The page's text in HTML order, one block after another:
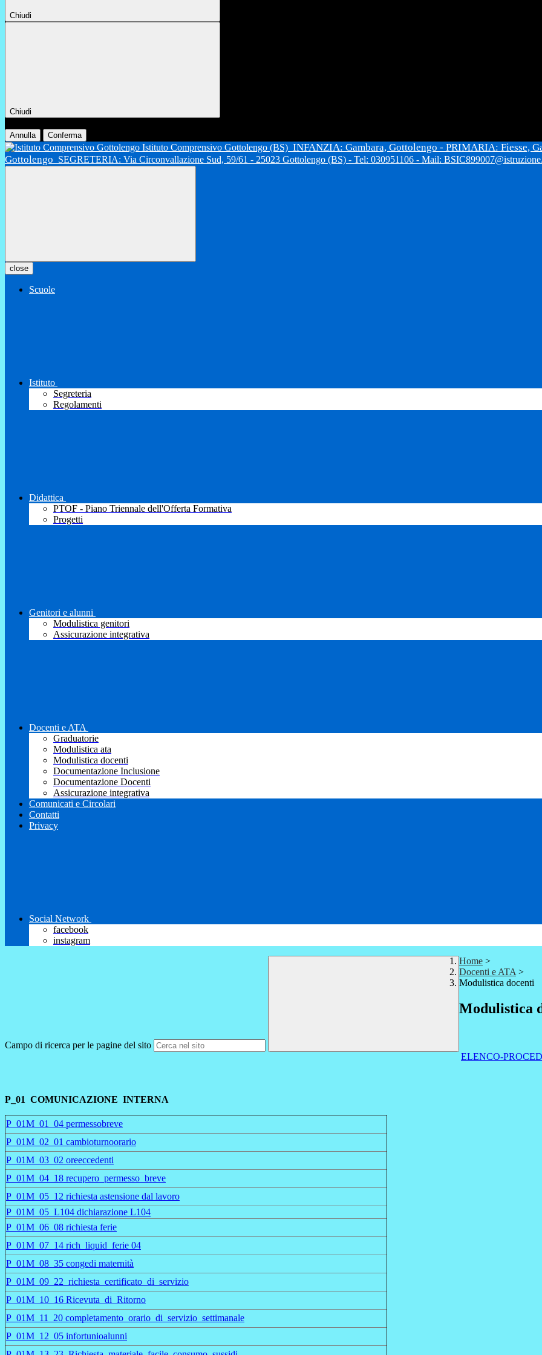
Chiudi
Chiudi
Annulla Conferma
Istituto Comprensivo Gottolengo (BS) INFANZIA: Gambara, Gottolengo - PRIMARIA: Fiesse,
Gottolengo SEGRETERIA: Via Circonvallazione Sud, 59/61 - 25023 Gottolengo (BS) - Tel: 030951106 - Mail:
close
Scuole
Istituto
Segreteria
Regolamenti
Didattica
PTOF - Piano Triennale dell'Offerta Formativa
Progetti
Genitori e alunni
Modulistica genitori
Assicurazione integrativa
Docenti e ATA
Graduatorie
Modulistica ata
Modulistica docenti
Documentazione Inclusione
Documentazione Docenti
Assicurazione integrativa
Comunicati e Circolari
Contatti
Privacy
Social Network
facebook
instagram
Campo di ricerca per le pagine del sito
Home >
Docenti e ATA >
Modulistica docenti
Modulistica
ELENCO-
P_01 COMUNICAZIONE INTERNA
P_01M_01_04 permessobreve
P_01M_02_01 cambioturnoorario
P_01M_03_02 oreeccedenti
P_01M_04_18 recupero_permesso_breve
P_01M_05_12 richiesta astensione dal lavoro
P_01M_05_L104 dichiarazione L104
P_01M_06_08 richiesta ferie
P_01M_07_14 rich_liquid_ferie 04
P_01M_08_35 congedi maternità
P_01M_09_22_richiesta_certificato_di_servizio
P_01M_10_16 Ricevuta_di_Ritorno
P_01M_11_20 completamento_orario_di_servizio_settimanale
P_01M_12_05 infortunioalunni